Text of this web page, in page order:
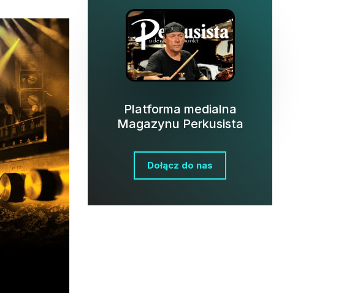
Platforma medialna
Magazynu Perkusista
Dołącz do nas